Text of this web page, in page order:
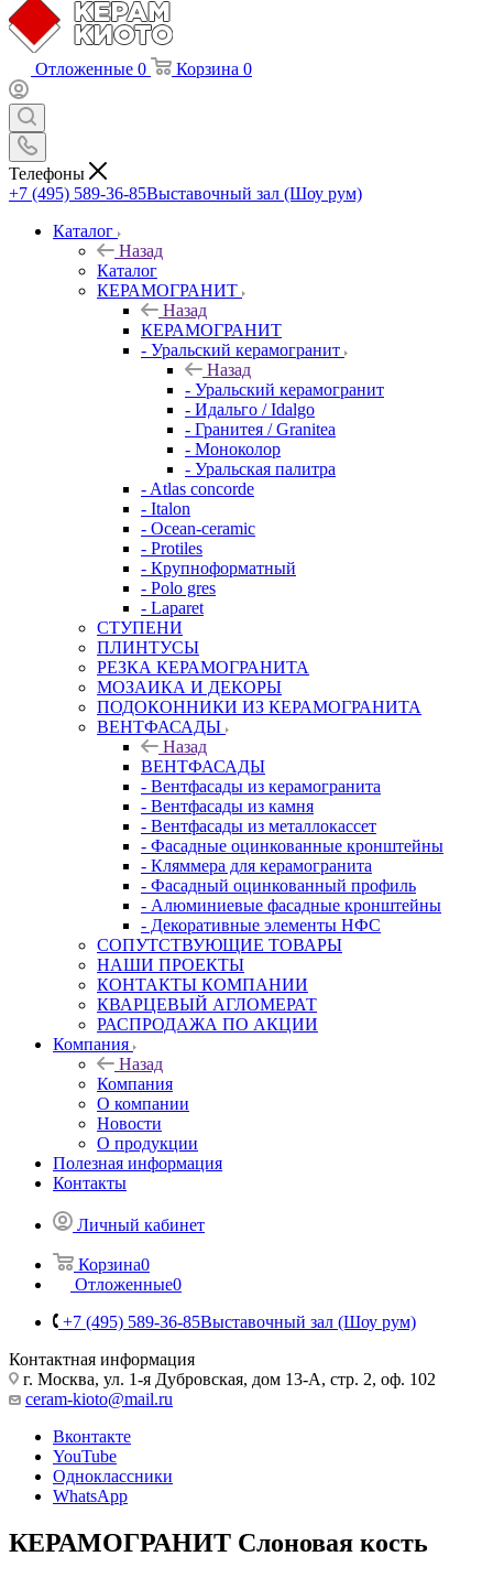
Отложенные 0 Корзина 0
Телефоны
+7 (495) 589-36-85Выставочный зал (Шоу рум)
Каталог
Назад
Каталог
КЕРАМОГРАНИТ
Назад
КЕРАМОГРАНИТ
- Уральский керамогранит
Назад
- Уральский керамогранит
- Идальго / Idalgo
- Гранитея / Granitea
- Моноколор
- Уральская палитра
- Atlas concorde
- Italon
- Ocean-ceramic
- Protiles
- Крупноформатный
- Polo gres
- Laparet
СТУПЕНИ
ПЛИНТУСЫ
РЕЗКА КЕРАМОГРАНИТА
МОЗАИКА И ДЕКОРЫ
ПОДОКОННИКИ ИЗ КЕРАМОГРАНИТА
ВЕНТФАСАДЫ
Назад
ВЕНТФАСАДЫ
- Вентфасады из керамогранита
- Вентфасады из камня
- Вентфасады из металлокассет
- Фасадные оцинкованные кронштейны
- Кляммера для керамогранита
- Фасадный оцинкованный профиль
- Алюминиевые фасадные кронштейны
- Декоративные элементы НФС
СОПУТСТВУЮЩИЕ ТОВАРЫ
НАШИ ПРОЕКТЫ
КОНТАКТЫ КОМПАНИИ
КВАРЦЕВЫЙ АГЛОМЕРАТ
РАСПРОДАЖА ПО АКЦИИ
Компания
Назад
Компания
О компании
Новости
О продукции
Полезная информация
Контакты
Личный кабинет
Корзина0
Отложенные0
+7 (495) 589-36-85Выставочный зал (Шоу рум)
Контактная информация
г. Москва, ул. 1-я Дубровская, дом 13-А, стр. 2, оф. 102
ceram-kioto@mail.ru
Вконтакте
YouTube
Одноклассники
WhatsApp
КЕРАМОГРАНИТ Слоновая кость